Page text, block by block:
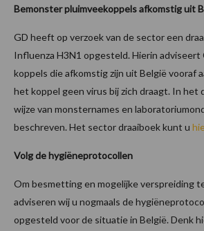
Bemonster pluimveekoppels afkomstig uit
GD heeft op verzoek van de sector een
Influenza H3N1 opgesteld. Hierin adviseert
koppels die afkomstig zijn uit België vooraf
het koppel geen virus bij zich draagt. In het
wijze van monsternames en
beschreven. Het sector draaiboek kunt u
Volg de hygiëneprotocollen
Om besmetting en mogelijke verspreiding
adviseren wij u nogmaals de
opgesteld voor de situatie in België. Denk